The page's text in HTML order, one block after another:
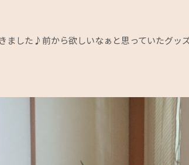
ました♪前から欲しいなぁと思っていたグッ